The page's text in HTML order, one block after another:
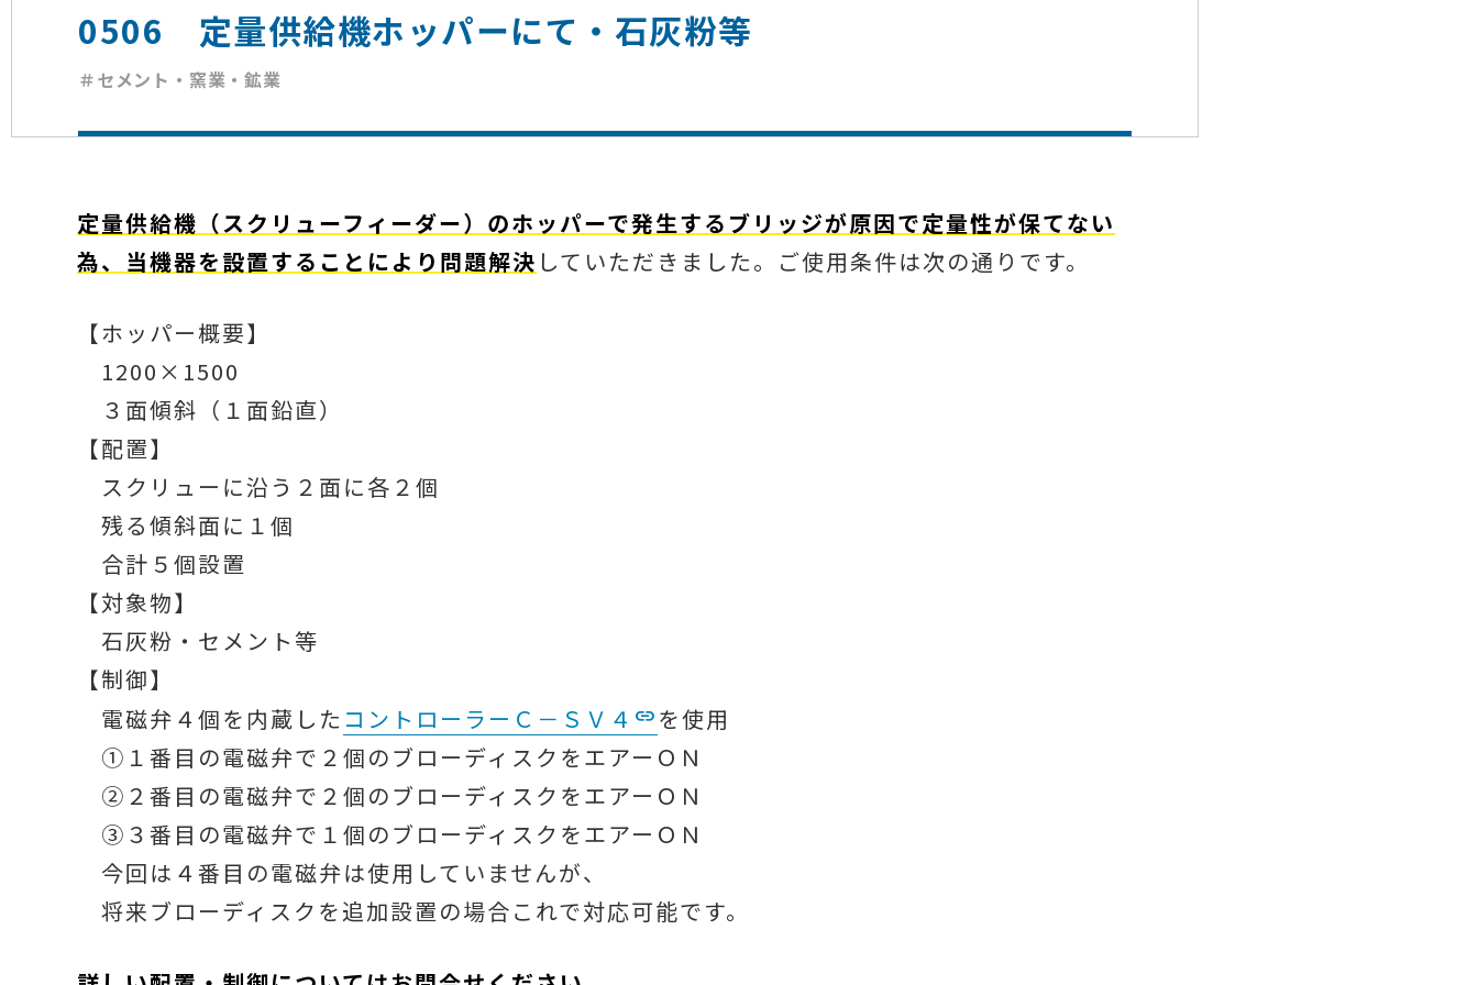
0506 定量供給機ホッパーにて・石灰粉等
＃セメント・窯業・鉱業
定量供給機（スクリューフィーダー）のホッパーで発生するブリッジが原因で定量性が保てない
為、当機器を設置することにより問題解決 していただきました。ご使用条件は次の通りです。
【ホッパー概要】
1200×1500
３面傾斜（１面鉛直）
【配置】
スクリューに沿う２面に各２個
残る傾斜面に１個
合計５個設置
【対象物】
石灰粉・セメント等
【制御】
電磁弁４個を内蔵した コントローラーＣ－ＳＶ４
を使用
①１番目の電磁弁で２個のブローディスクをエアーＯＮ
②２番目の電磁弁で２個のブローディスクをエアーＯＮ
③３番目の電磁弁で１個のブローディスクをエアーＯＮ
今回は４番目の電磁弁は使用していませんが、
将来ブローディスクを追加設置の場合これで対応可能です。